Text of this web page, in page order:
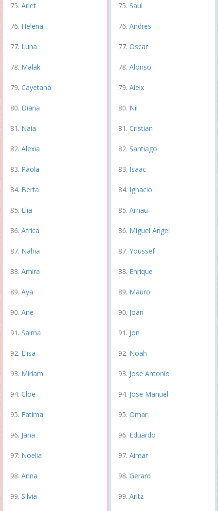
Arlet
Helena
Luna
Malak
Cayetana
Diana
Naia
Alexia
Paola
Berta
Elia
Africa
Nahia
Amira
Aya
Ane
Salma
Elisa
Miriam
Cloe
Fatima
Jana
Noelia
Anna
Silvia
Saul
Andres
Oscar
Alonso
Aleix
Nil
Cristian
Santiago
Isaac
Ignacio
Arnau
Miguel Angel
Youssef
Enrique
Mauro
Joan
Jon
Noah
Jose Antonio
Jose Manuel
Omar
Eduardo
Aimar
Gerard
Aritz